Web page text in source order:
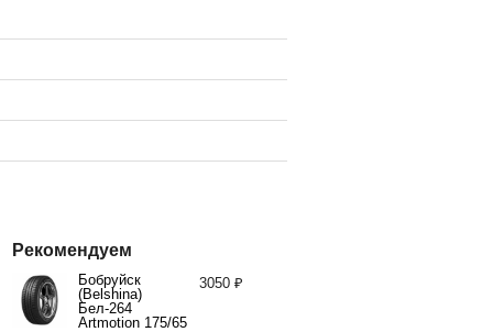
Рекомендуем
Бобруйск
(Belshina)
Бел-264
Artmotion 175/65
3050 ₽